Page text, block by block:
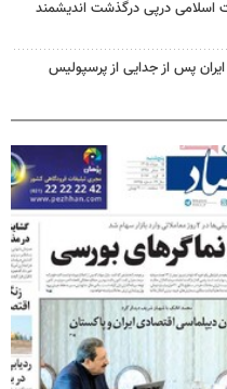
اسلامی درپی درگذشت اندیشمند
پس از جدایی از پرسپولیس